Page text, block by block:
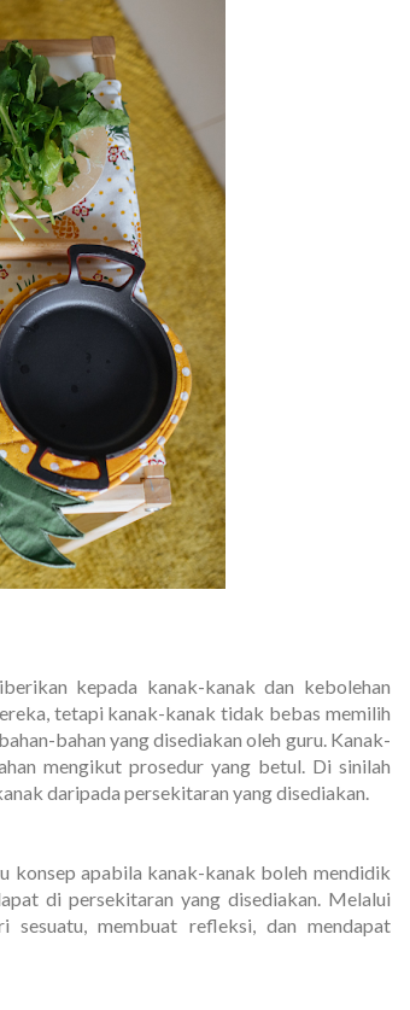
kepada kanak-kanak dan kebolehan
tetapi kanak-kanak tidak bebas memilih
bahan yang disediakan oleh guru. Kanak-
mengikut prosedur yang betul. Di sinilah
daripada persekitaran yang disediakan.
konsep apabila kanak-kanak boleh mendidik
di persekitaran yang disediakan. Melalui
membuat refleksi, dan mendapat